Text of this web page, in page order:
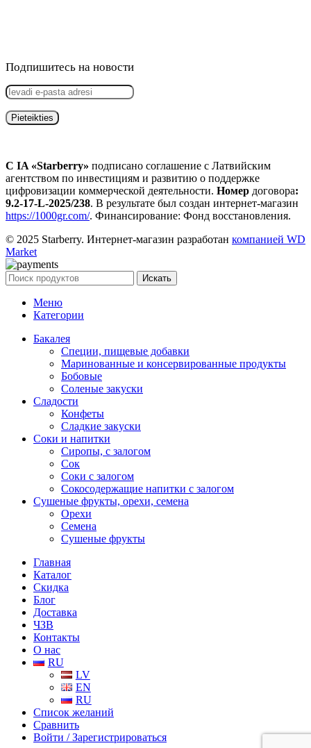
Подпишитесь на новости
С IA «Starberry» подписано соглашение с Латвийским
агентством по инвестициям и развитию о поддержке
цифровизации коммерческой деятельности. Номер договора:
9.2-17-L-2025/238. В результате был создан интернет-магазин
https://1000gr.com/. Финансирование: Фонд восстановления.
© 2025 Starberry. Интернет-магазин разработан компанией WD
Market
Искать
Меню
Категории
Бакалея
Специи, пищевые добавки
Маринованные и консервированные продукты
Бобовые
Соленые закуски
Сладости
Конфеты
Сладкие закуски
Соки и напитки
Сиропы, с залогом
Сок
Соки с залогом
Сокосодержащие напитки с залогом
Сушеные фрукты, орехи, семена
Орехи
Семена
Сушеные фрукты
Главная
Каталог
Скидка
Блог
Доставка
ЧЗВ
Контакты
О нас
RU
LV
EN
RU
Список желаний
Сравнить
Войти / Зарегистрироваться